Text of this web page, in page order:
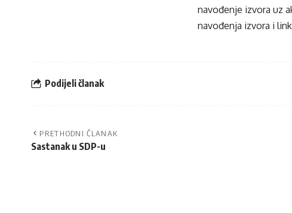
navođenje izvora uz
navođenja izvora i
Podijeli članak
PRETHODNI ČLANAK
Sastanak u SDP-u